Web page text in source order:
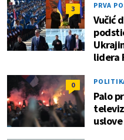
3 PRVA
Vučić
lidera
0
Palo